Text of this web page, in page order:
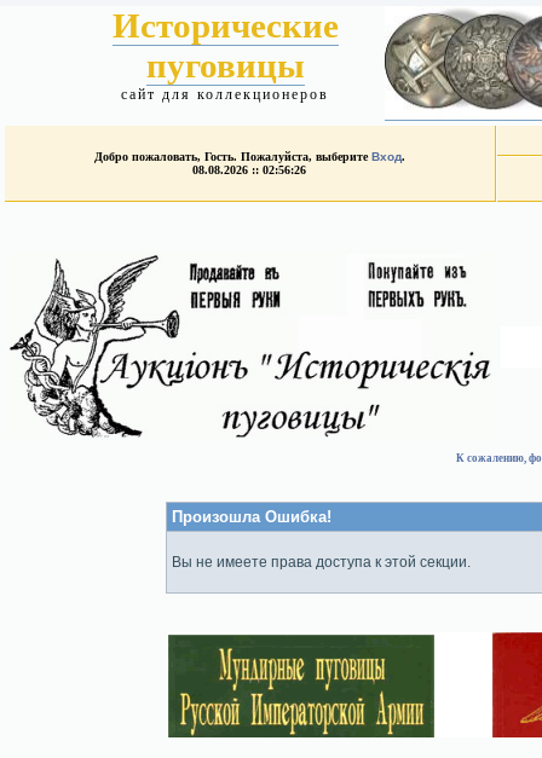
Исторические
пуговицы
сайт для коллекционеров
Добро пожаловать, Гость. Пожалуйста, выберитеВход.
08.08.2026 :: 02:56:26
К сожалению,
Произошла Ошибка!
Вы не имеете права доступа к этой секции.